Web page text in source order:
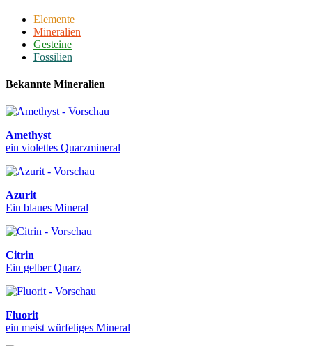
Elemente
Mineralien
Gesteine
Fossilien
Bekannte Mineralien
Amethyst
ein violettes Quarzmineral
Azurit
Ein blaues Mineral
Citrin
Ein gelber Quarz
Fluorit
ein meist würfeliges Mineral